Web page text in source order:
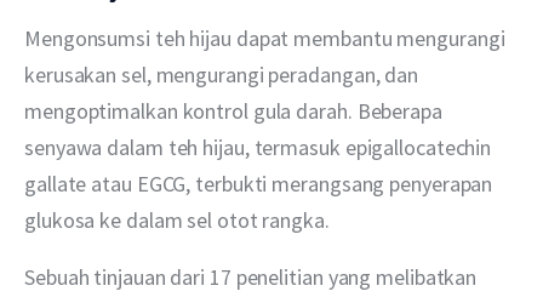
Mengonsumsi teh hijau dapat membantu mengurangi
kerusakan sel, mengurangi peradangan, dan
mengoptimalkan kontrol gula darah. Beberapa
senyawa dalam teh hijau, termasuk epigallocatechin
gallate atau EGCG, terbukti merangsang penyerapan
glukosa ke dalam sel otot rangka.
Sebuah tinjauan dari 17 penelitian yang melibatkan